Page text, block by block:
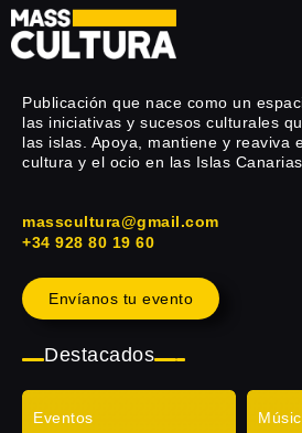
Publicación que nace como un
las iniciativas y sucesos culturales
las islas. Apoya, mantiene y reaviva
cultura y el ocio en las Islas Canarias.
masscultura@gmail.com
+34 928 80 19 60
Envíanos tu evento
Destacados
Eventos